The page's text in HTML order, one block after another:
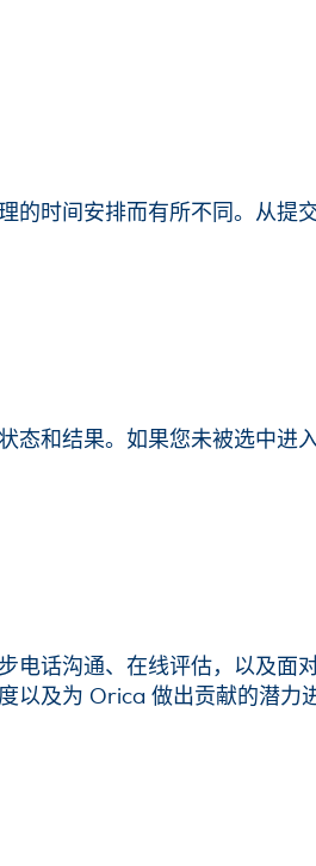
的时间安排而有所不同。从提
态和结果。如果您未被选中进
电话沟通、在线评估，以及面
以及为 Orica 做出贡献的潜力